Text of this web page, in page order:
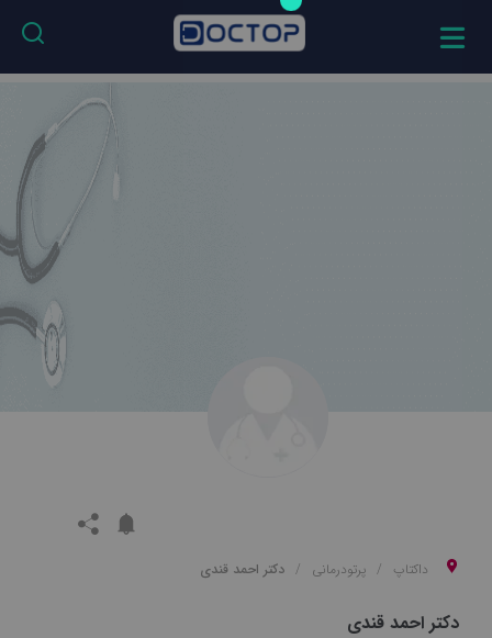
داکتاپ پرتودرمانی دکتر احمد قندی
دکتر احمد قندی